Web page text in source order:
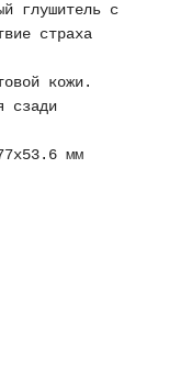
глушитель с
страха
кожи.
сзади
мм